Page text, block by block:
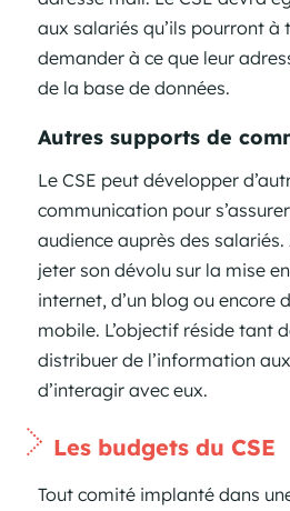
aux salariés qu’ils pourront
demander à ce que leur
de la base de données.
Autres supports de
Le CSE peut développer
communication pour
audience auprès des salariés.
jeter son dévolu sur la mise
internet, d’un blog ou encore
mobile. L’objectif réside tant
distribuer de l’information
d’interagir avec eux.
Les budgets du CSE
Tout comité implanté dans